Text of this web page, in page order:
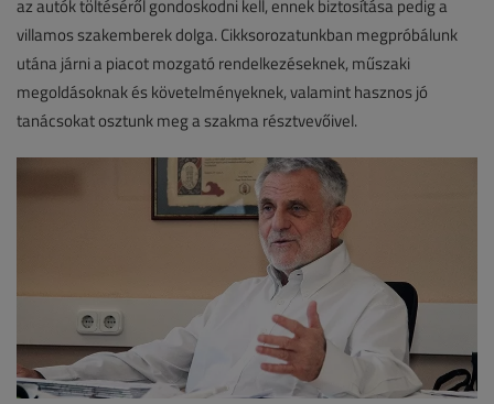
az autók töltéséről gondoskodni kell, ennek biztosítása pedig a
villamos szakemberek dolga. Cikksorozatunkban megpróbálunk
utána járni a piacot mozgató rendelkezéseknek, műszaki
megoldásoknak és követelményeknek, valamint hasznos jó
tanácsokat osztunk meg a szakma résztvevőivel.